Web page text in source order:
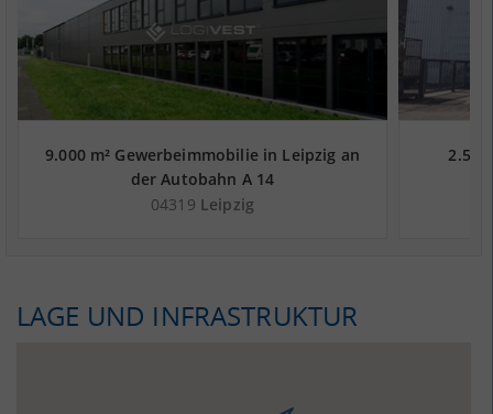
9.000 m² Gewerbeimmobilie in Leipzig an
der Autobahn A 14
04319 Leipzig
LAGE UND INFRASTRUKTUR